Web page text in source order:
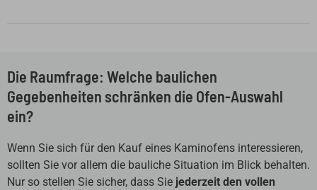
Die Raumfrage: Welche baulichen
Gegebenheiten schränken die Ofen-Auswahl
ein?
Wenn Sie sich für den Kauf eines Kaminofens interessieren,
sollten Sie vor allem die bauliche Situation im Blick behalten.
Nur so stellen Sie sicher, dass Sie jederzeit den vollen